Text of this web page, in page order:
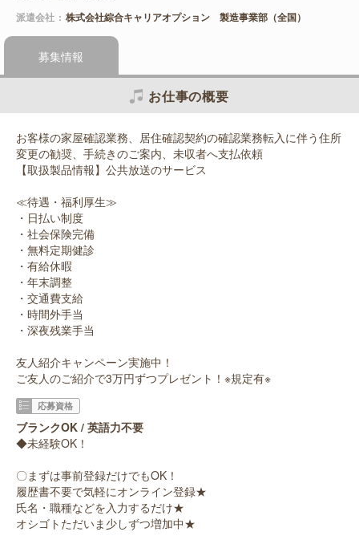
派遣会社
株式会社綜合キャリアオプション 製造事業部（全国）
募集情報
お仕事の概要
お客様の家屋確認業務、居住確認契約の確認業務転入に伴う住所
変更の勧奨、手続きのご案内、未収者へ支払依頼
【取扱製品情報】公共放送のサービス
≪待遇・福利厚生≫
・日払い制度
・社会保険完備
・無料定期健診
・有給休暇
・年末調整
・交通費支給
・時間外手当
・深夜残業手当
友人紹介キャンペーン実施中！
ご友人のご紹介で3万円ずつプレゼント！※規定有※
応募資格
ブランクOK / 英語力不要
◆未経験OK！
〇まずは事前登録だけでもOK！
履歴書不要で気軽にオンライン登録★
氏名・職種などを入力するだけ★
オシゴトただいま少しずつ増加中★